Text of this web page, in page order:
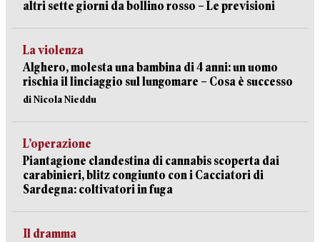
altri sette giorni da bollino rosso – Le previsioni
La violenza
Alghero, molesta una bambina di 4 anni: un uomo
rischia il linciaggio sul lungomare – Cosa è successo
di Nicola Nieddu
L’operazione
Piantagione clandestina di cannabis scoperta dai
carabinieri, blitz congiunto con i Cacciatori di
Sardegna: coltivatori in fuga
Il dramma